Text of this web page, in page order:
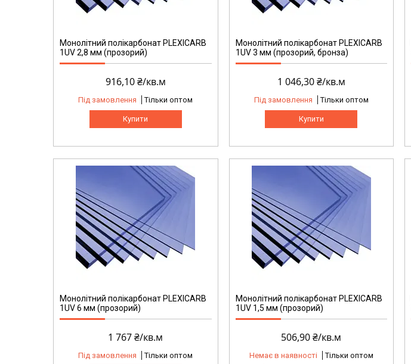
Монолітний полікарбонат PLEXICARB
1UV 2,8 мм (прозорий)
916,10 ₴/кв.м
Під замовлення Тільки оптом
Купити
Монолітний полікарбонат PLEXICARB
1UV 3 мм (прозорий, бронза)
1 046,30 ₴/кв.м
Під замовлення Тільки оптом
Купити
Монолітний полікарбонат PLEXICARB
1UV 6 мм (прозорий)
1 767 ₴/кв.м
Під замовлення Тільки оптом
Монолітний полікарбонат PLEXICARB
1UV 1,5 мм (прозорий)
506,90 ₴/кв.м
Немає в наявності
Тільки оптом